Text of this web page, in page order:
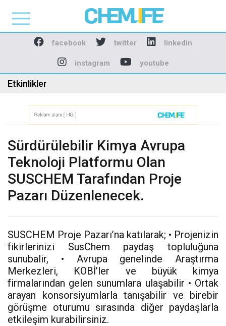
Chemlife - Basılı ve
facebook twitter linkedin
instagram youtube
Etkinlikler
Sürdürülebilir Kimya Avrupa
Teknoloji Platformu Olan
SUSCHEM Tarafından Proje
Pazarı Düzenlenecek.
SUSCHEM Proje Pazarı’na katılarak; • Projenizin
fikirlerinizi SusChem paydaş topluluğuna
sunubalir, • Avrupa genelinde Araştırma
Merkezleri, KOBİ’ler ve büyük kimya
firmalarından gelen sunumlara ulaşabilir • Ortak
arayan konsorsiyumlarla tanışabilir ve birebir
görüşme oturumu sırasında diğer paydaşlarla
etkileşim kurabilirsiniz.